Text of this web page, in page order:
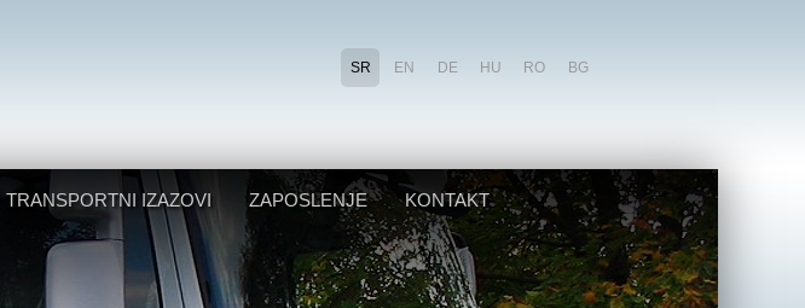
SR EN DE HU RO BG
TRANSPORTNI IZAZOVI ZAPOSLENJE KONTAKT